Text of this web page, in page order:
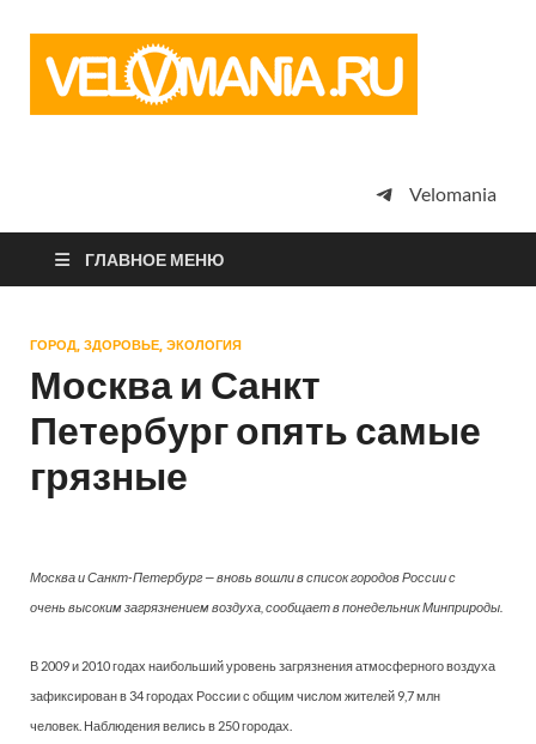
просто
Velomania
ГЛАВНОЕ МЕНЮ
ГОРОД, ЗДОРОВЬЕ, ЭКОЛОГИЯ
Москва и Санкт
Петербург опять самые
грязные
Москва и Санкт-Петербург — вновь вошли в список городов России с
очень высоким загрязнением воздуха, сообщает в понедельник Минприроды.
В 2009 и 2010 годах наибольший уровень загрязнения атмосферного воздуха
зафиксирован в 34 городах России с общим числом жителей 9,7 млн
человек. Наблюдения велись в 250 городах.